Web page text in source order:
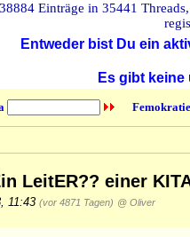
Einträge in 35441
Entweder bist Du ein
Es gibt
LeitER?? einer
11:43 (vor 4871 Tagen) @ Oliver